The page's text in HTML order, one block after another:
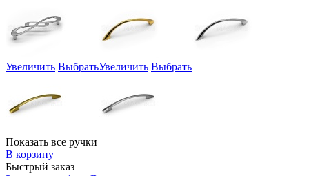
Увеличить ВыбратьУвеличить Выбрать
Показать все ручки
В корзину
Быстрый заказ